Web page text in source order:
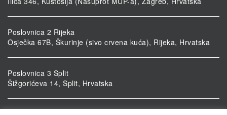
Poslovnica 2 Rijeka
Osječka 67B, Škurinje (sivo crvena kuća), Rijeka, Hrvatska
Poslovnica 3 Split
Šižgorićeva 14, Split, Hrvatska